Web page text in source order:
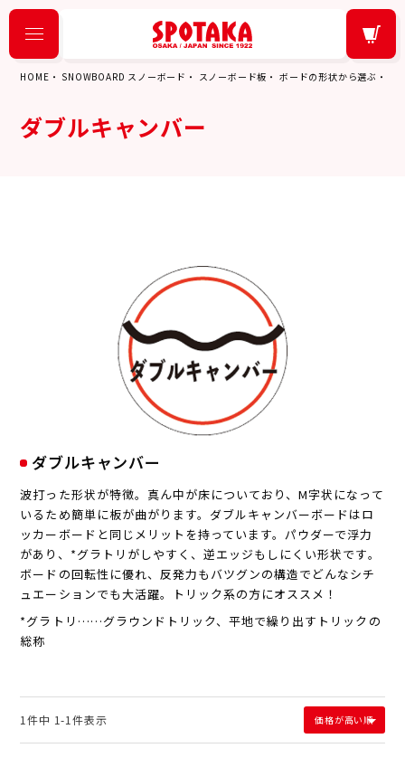
HOME SNOWBOARD スノーボード スノーボード板 ボードの形状から選ぶ
ダブルキャンバー
ダブルキャンバー
波打った形状が特徴。真ん中が床についており、M字状になって
いるため簡単に板が曲がります。ダブルキャンバーボードはロ
ッカーボードと同じメリットを持っています。パウダーで浮力
があり、*グラトリがしやすく、逆エッジもしにくい形状です。
ボードの回転性に優れ、反発力もバツグンの構造でどんなシチ
ュエーションでも大活躍。トリック系の方にオススメ！
*グラトリ……グラウンドトリック、平地で繰り出すトリックの
総称
価格が高い順
1件中 1-1件表示